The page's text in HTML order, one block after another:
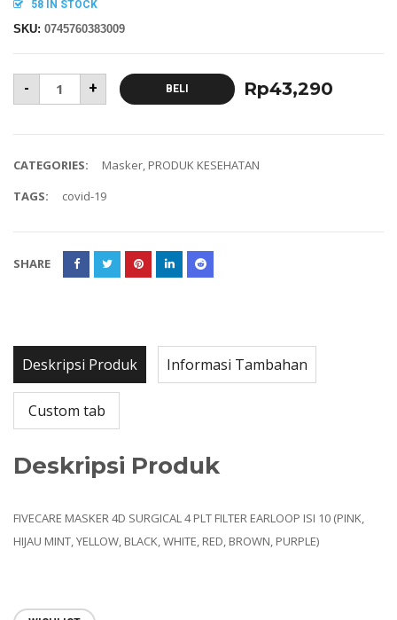
58 IN STOCK
SKU: 0745760383009
Rp43,290
- + BELI
CATEGORIES: Masker, PRODUK KESEHATAN
TAGS:
covid-19
SHARE
Deskripsi Produk Informasi Tambahan
Custom tab
Deskripsi Produk
FIVECARE MASKER 4D SURGICAL 4 PLT FILTER EARLOOP ISI 10 (PINK,
HIJAU MINT, YELLOW, BLACK, WHITE, RED, BROWN, PURPLE)